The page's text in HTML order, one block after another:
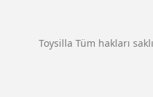
Toysilla Tüm hakları